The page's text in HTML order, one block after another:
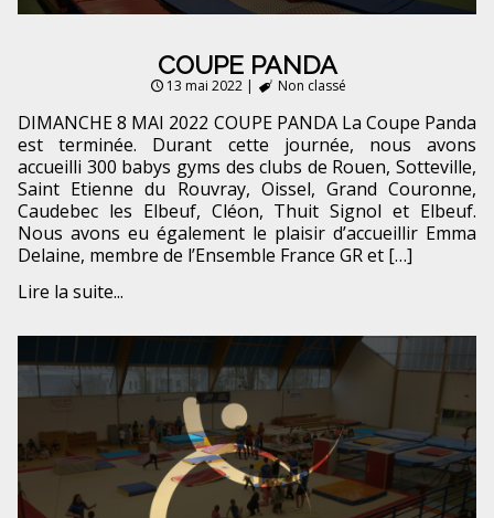
COUPE PANDA
13 mai 2022| Non classé
DIMANCHE 8 MAI 2022 COUPE PANDA La Coupe Panda
est terminée. Durant cette journée, nous avons
accueilli 300 babys gyms des clubs de Rouen, Sotteville,
Saint Etienne du Rouvray, Oissel, Grand Couronne,
Caudebec les Elbeuf, Cléon, Thuit Signol et Elbeuf.
Nous avons eu également le plaisir d’accueillir Emma
Delaine, membre de l’Ensemble France GR et […]
Lire la suite...